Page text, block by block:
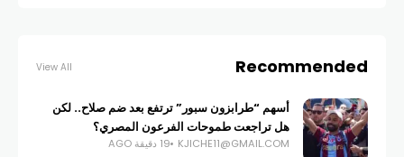
Recommended
View All
أسهم “طرابزون سبور” ترتفع بعد ضم صلاح.. لكن
هل تراجعت طموحات الفرعون المصري؟
KJICHE11@GMAIL.COM 19 دقيقة AGO